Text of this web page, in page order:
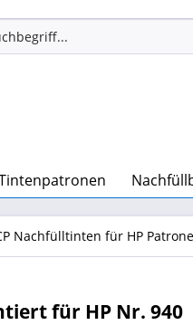
Nachfülltinten für HP
für HP Nr. 940